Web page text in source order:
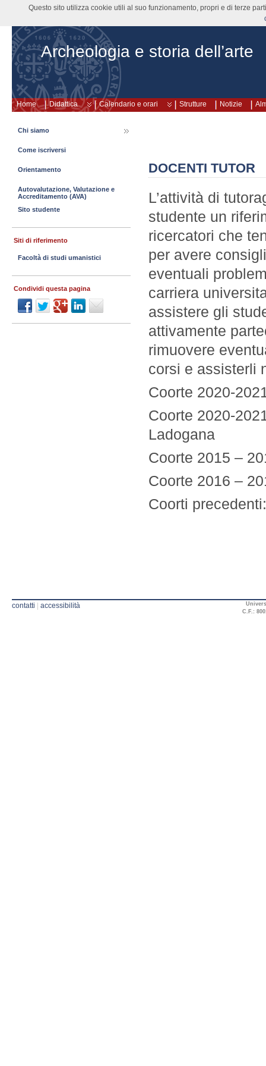
Archeologia e storia dell’arte
Home Didattica Calendario e orari Strutture Notizie
DOCENTI TUTOR
L’attività di
studente un
ricercatori che
per avere
eventuali
carriera
assistere gli
attivamente
rimuovere
corsi e assisterli
Coorte 2020-
Coorte 2020-
Ladogana
Coorte 2015 –
Coorte 2016 –
Coorti
Chi siamo
Come iscriversi
Orientamento
Autovalutazione, Valutazione e
Accreditamento (AVA)
Sito studente
Siti di riferimento
Facoltà di studi umanistici
Condividi questa pagina
contatti | accessibilità
C.F.:
Questo sito utilizza cookie utili al suo funzionamento, propri e di terze